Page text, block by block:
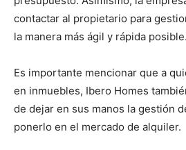
contactar al propietario para
la manera más ágil y rápida posible.
Es importante mencionar que a
en inmuebles, Ibero Homes
de dejar en sus manos la gestión
ponerlo en el mercado de alquiler.